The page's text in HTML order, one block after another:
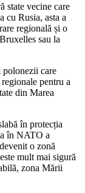
state vecine care
cu Rusia, asta a
regională și o
sau la
polonezii care
pentru a
din Marea
în protecția
în NATO a
o zonă
mult mai sigură
zona Mării